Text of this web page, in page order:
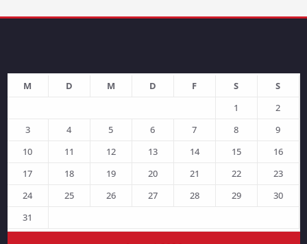
M D M D F S
S
1
2
3
4 5 6 7 8
9
10
11 12 13 14 15
16
17
18 19 20 21 22
23
24
25 26 27 28 29
30
31